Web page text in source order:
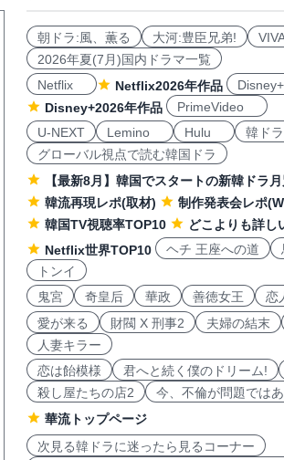
朝ドラ:風、薫る 大河:豊臣兄弟!
2026年夏(7月)国内ドラマ一覧
Netflix
Netflix2026年作品
Disney+2026年作品
PrimeVideo
U-NEXT
Lemino Hulu
韓ド
グローバル視点で読む韓国ドラ
【最新8月】韓国でスタートの新韓ドラ
韓流再現レポ(取材)
制作発表会レポ
韓国TV視聴率TOP10
どこよりも詳し
Netflix世界TOP10
ヘチ 王座への道
トンイ
鬼宮
奇皇后 華政 善徳女王
恋
愛が来る
財閥 X 刑事2 夫婦の結末
人妻キラー
恋は飴模様
君へと続く僕のドリーム!
殺し屋たちの店2
今、不倫が問題では
華流トップページ
次見る韓ドラに迷ったら見るコーナー